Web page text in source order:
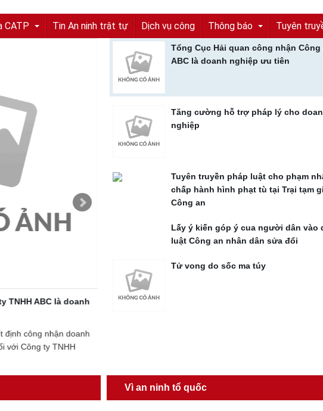
CATP Tin An ninh trật tự Dịch vụ công Thông báo
Tìm tung tích nạn nhân
Thông báo từ UBND tỉnh
Tuyên
doanh nghiệp
nội dung cơ bản của pháp luật hiện
Giám đốc CATP đã có Kế
trợ pháp ...
Tuyên truyền pháp luật cho phạm nhân
phạt tù tại Trại tạm giam Công an
Ngày 25/10/2016, Công an thành phố tổ chức
Phân trại cải tạo quản lý phạm nhân ...
Tổng Cục Hải quan công nhận Công
ABC là doanh nghiệp ưu tiên
Tăng cường hỗ trợ pháp lý cho
nghiệp
Tuyên truyền pháp luật cho phạm
chấp hành hình phạt tù tại Trại tạm
Công an
Lấy ý kiến góp ý cua người dân vào
luật Công an nhân dân sửa đổi
Tử vong do sốc ma túy
Vì an ninh tổ quốc